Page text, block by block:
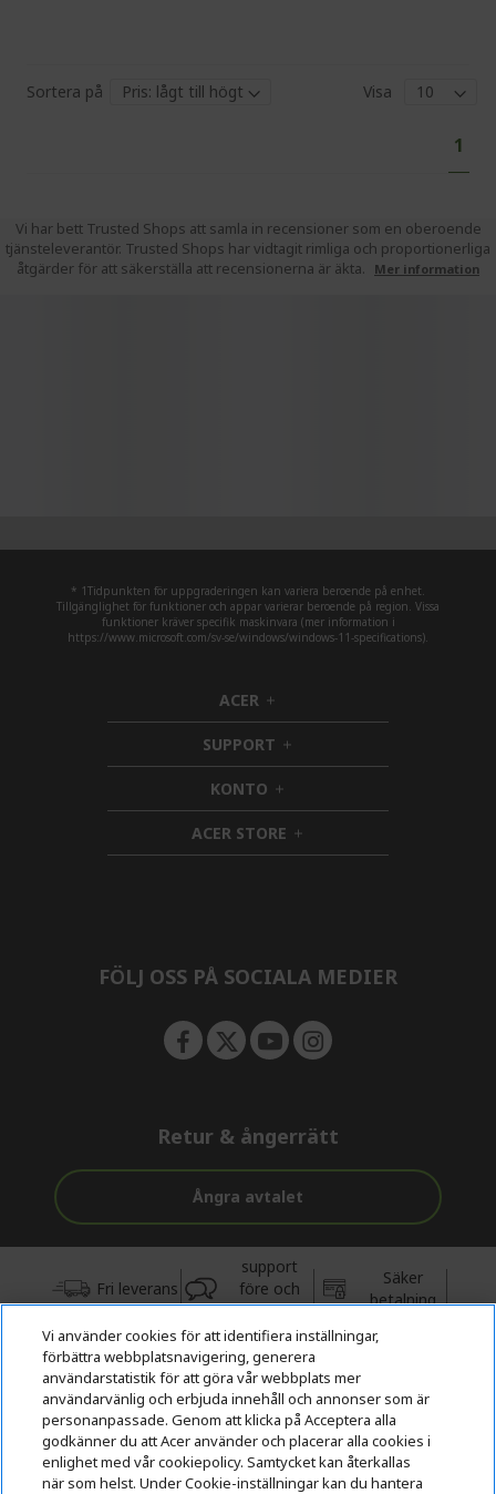
Sortera på
Visa
page
1
Vi har bett Trusted Shops att samla in recensioner som en oberoende
tjänsteleverantör. Trusted Shops har vidtagit rimliga och proportionerliga
åtgärder för att säkerställa att recensionerna är äkta.
Mer information
* 1Tidpunkten för uppgraderingen kan variera beroende på enhet.
Tillgänglighet för funktioner och appar varierar beroende på region. Vissa
funktioner kräver specifik maskinvara (mer information i
https://www.microsoft.com/sv-se/windows/windows-11-specifications).
ACER h
i
d
d
e
n
SUPPORT h
i
d
d
e
n
KONTO h
i
d
d
ACER STORE h
i
FÖLJ OSS PÅ SOCIALA MEDIER
Retur & ångerrätt
Ångra avtalet
Fri leverans
support
före och
efter köp
Säker
betalning
© 2026 Acer Inc.
CPYou BV är auktoriserad återförsäljare och försäljare av de
produkter och tjänster som erbjuds i denna butik.
Vi använder cookies för att identifiera inställningar,
förbättra webbplatsnavigering, generera
användarstatistik för att göra vår webbplats mer
användarvänlig och erbjuda innehåll och annonser som är
personanpassade. Genom att klicka på Acceptera alla
godkänner du att Acer använder och placerar alla cookies i
enlighet med vår cookiepolicy. Samtycket kan återkallas
när som helst. Under Cookie-inställningar kan du hantera